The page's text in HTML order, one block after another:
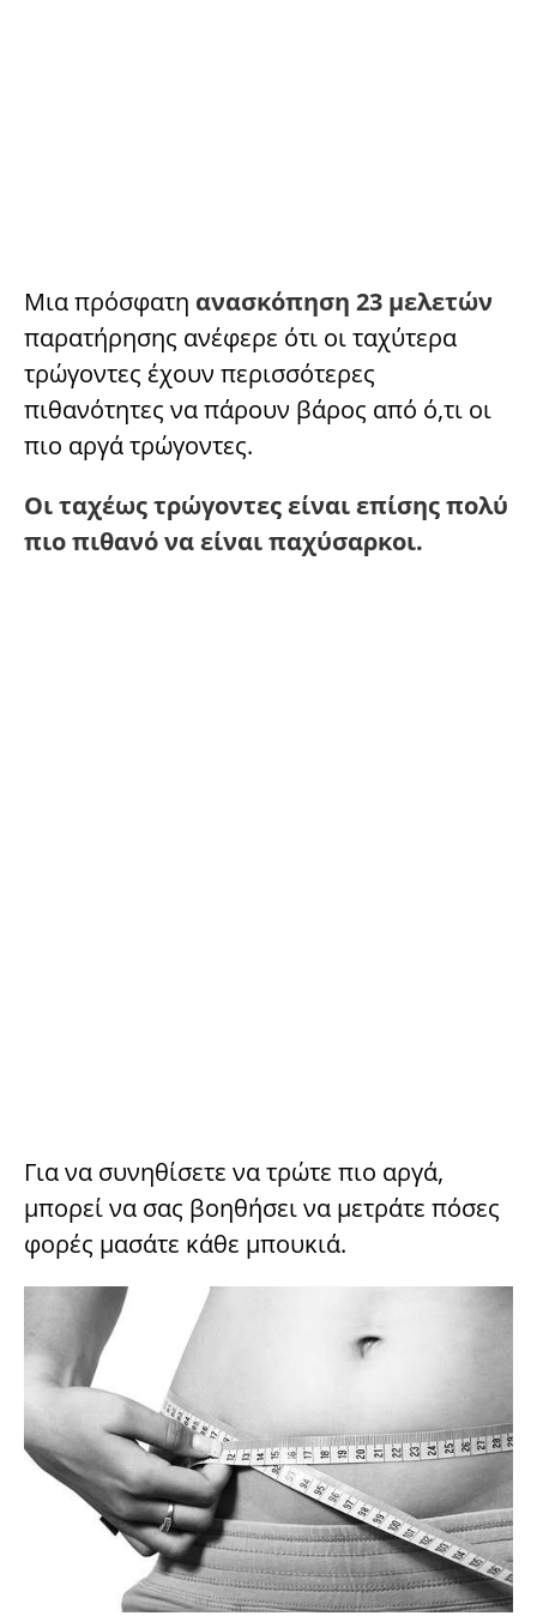
Μια πρόσφατη ανασκόπηση 23 μελετών
παρατήρησης ανέφερε ότι οι ταχύτερα
τρώγοντες έχουν περισσότερες
πιθανότητες να πάρουν βάρος από ό,τι οι
πιο αργά τρώγοντες.
Οι ταχέως τρώγοντες είναι επίσης πολύ
πιο πιθανό να είναι παχύσαρκοι.
Για να συνηθίσετε να τρώτε πιο αργά,
μπορεί να σας βοηθήσει να μετράτε πόσες
φορές μασάτε κάθε μπουκιά.